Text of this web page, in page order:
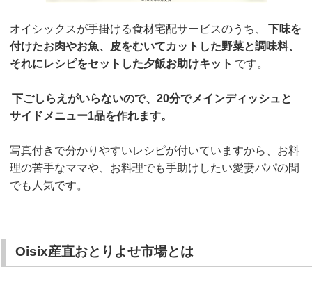
オイシックスが手掛ける食材宅配サービスのうち、
下味を
付けたお肉やお魚、皮をむいてカットした野菜と調味料、
それにレシピをセットした夕飯お助けキット です。
下ごしらえがいらないので、20分でメインディッシュと
サイドメニュー1品を作れます。
写真付きで分かりやすいレシピが付いていますから、お料
理の苦手なママや、お料理でも手助けしたい愛妻パパの間
でも人気です。
Oisix産直おとりよせ市場とは